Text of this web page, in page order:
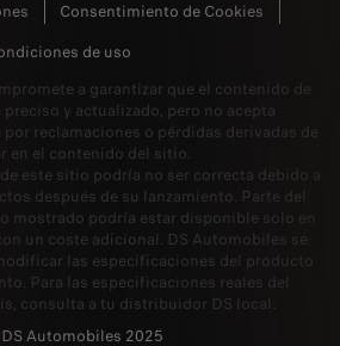
Consentimiento de Cookies
de uso
a garantizar que el contenido de
preciso y actualizado, pero no acepta
reclamaciones o pérdidas derivadas de
en el contenido del sitio.
este sitio podría no ser correcta debido a
después de su lanzamiento. Parte del
mostrado podría estar disponible solo en
un coste adicional. DS Automobiles se
las especificaciones del producto
Para las especificaciones reales del
consulta a tu distribuidor DS local.
Automobiles 2025